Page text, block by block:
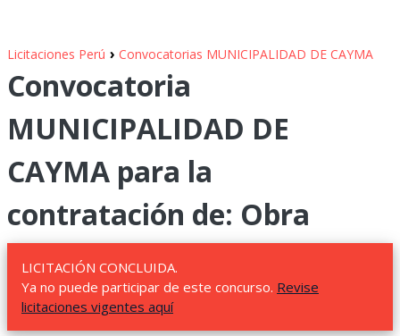
Licitaciones Perú › Convocatorias MUNICIPALIDAD DE CAYMA
Convocatoria
MUNICIPALIDAD DE
CAYMA para la
contratación de: Obra
LICITACIÓN CONCLUIDA.
Ya no puede participar de este concurso. Revise
licitaciones vigentes aquí